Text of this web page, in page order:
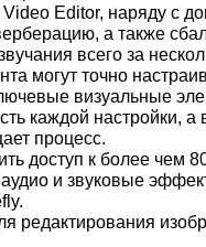
Editor, наряду с
а также
всего за
могут точно
визуальные
каждой настройки, а
процесс.
доступ к более чем
и звуковые
редактирования